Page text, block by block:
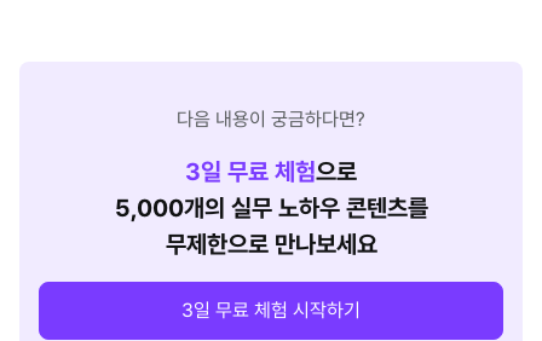
다음 내용이 궁금하다면?
3일 무료 체험으로
5,000개의 실무 노하우 콘텐츠를
무제한으로 만나보세요
3일 무료 체험 시작하기